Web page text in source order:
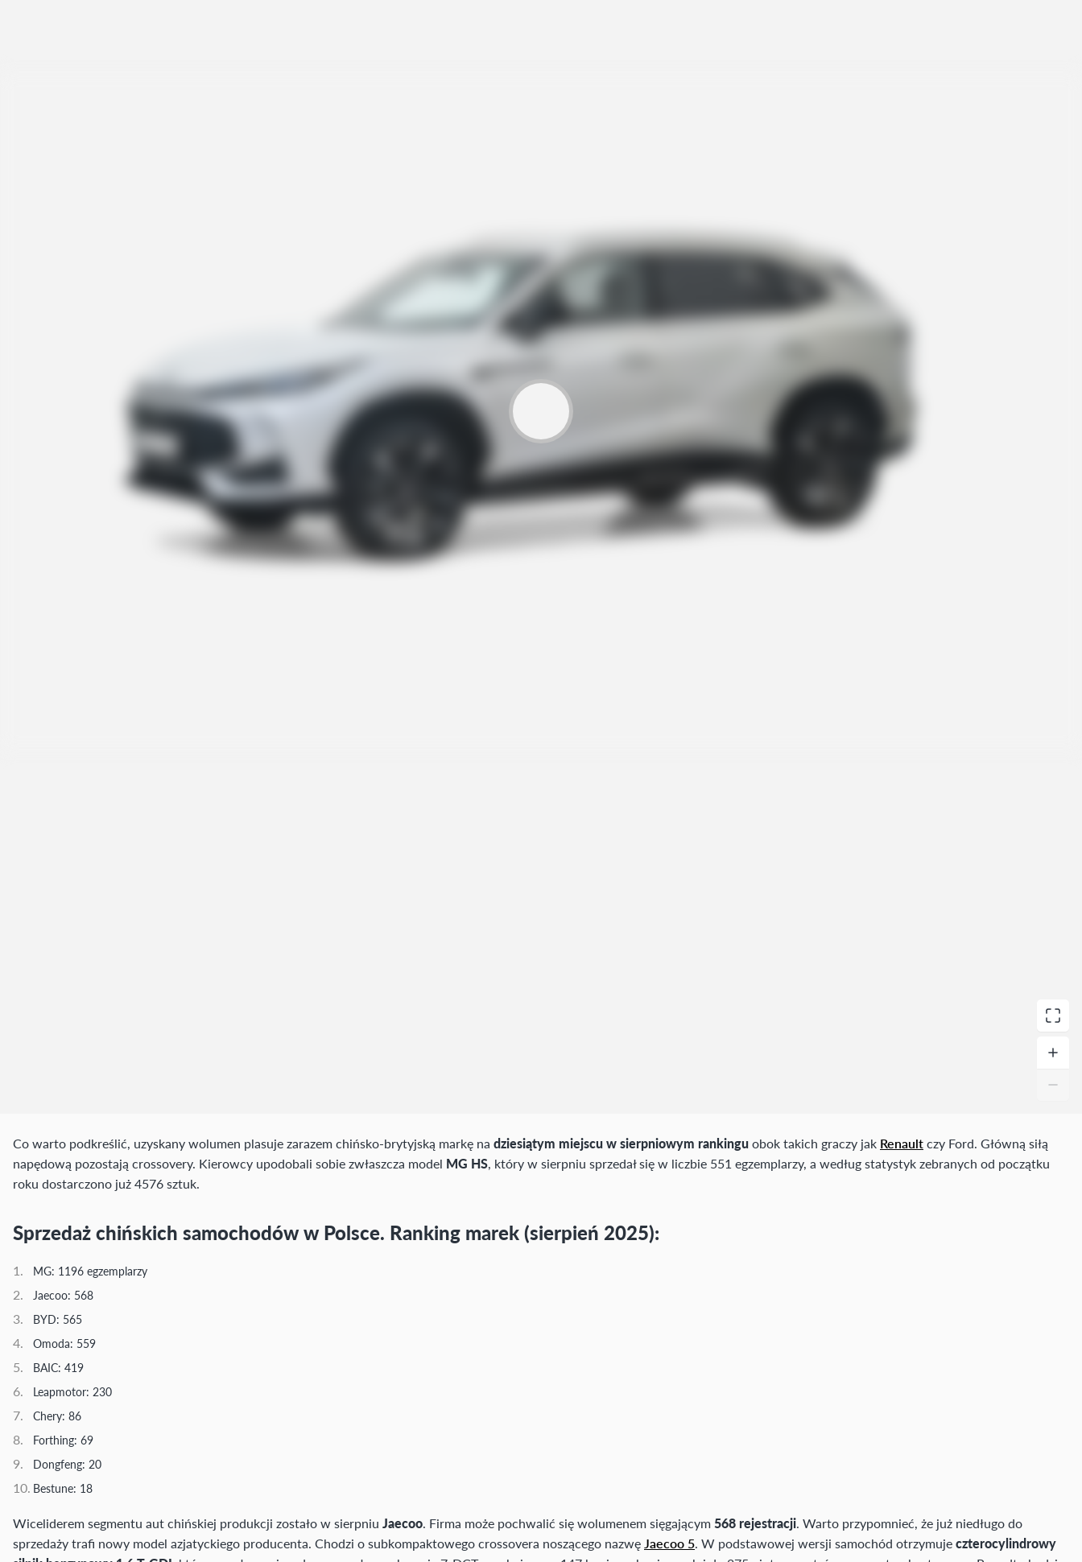
Co warto podkreślić, uzyskany wolumen plasuje zarazem chińsko-brytyjską markę na dziesiątym miejscu w sierpniowym rankinguobok takich graczy jak Renaultczy Ford. Główną siłą
napędową pozostają crossovery. Kierowcy upodobali sobie zwłaszcza model MG HS, który w sierpniu sprzedał się w liczbie 551 egzemplarzy, a według statystyk zebranych od początku
roku dostarczono już 4576 sztuk.
Sprzedaż chińskich samochodów w Polsce. Ranking marek (sierpień 2025):
MG: 1196 egzemplarzy
Jaecoo: 568
BYD: 565
Omoda: 559
BAIC: 419
Leapmotor: 230
Chery: 86
Forthing: 69
Dongfeng: 20
Bestune: 18
Wiceliderem segmentu aut chińskiej produkcji zostało w sierpniu Jaecoo. Firma może pochwalić się wolumenem sięgającym568 rejestracji. Warto przypomnieć, że już niedługo do
sprzedaży trafi nowy model azjatyckiego producenta. Chodzi o subkompaktowego crossovera noszącego nazwęJaecoo 5. W podstawowej wersji samochód otrzymujeczterocylindrowy